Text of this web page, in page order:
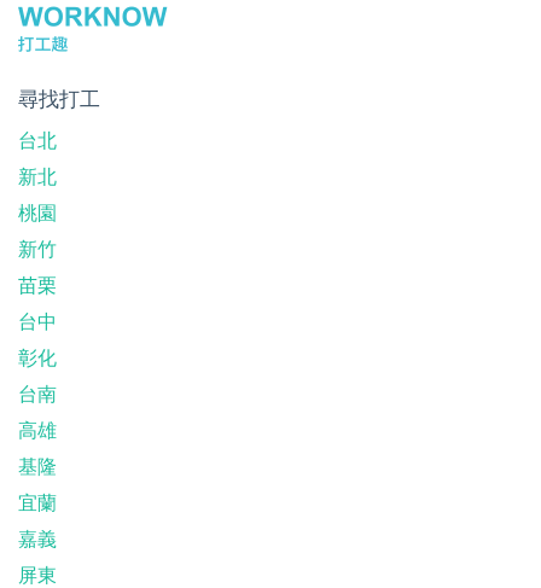
尋找打工
台北
新北
桃園
新竹
苗栗
台中
彰化
台南
高雄
基隆
宜蘭
嘉義
屏東